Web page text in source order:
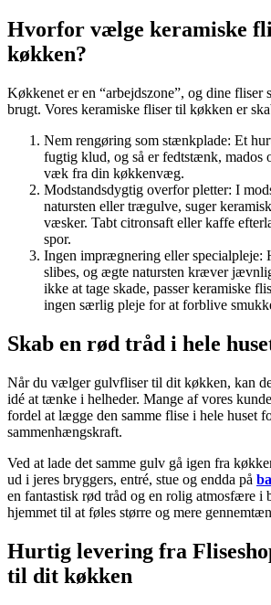
Hvorfor vælge keramiske
køkken?
Køkkenet er en “arbejdszone”, og dine fliser
brugt. Vores keramiske fliser til køkken er
Nem rengøring som stænkplade: Et
fugtig klud, og så er fedtstænk, mados
væk fra din køkkenvæg.
Modstandsdygtig overfor pletter: I
natursten eller trægulve, suger
væsker. Tabt citronsaft eller kaffe
spor.
Ingen imprægnering eller specialpleje:
slibes, og ægte natursten kræver
ikke at tage skade, passer keramiske
ingen særlig pleje for at forblive
Skab en rød tråd i hele
Når du vælger gulvfliser til dit køkken, kan
idé at tænke i helheder. Mange af vores
fordel at lægge den samme flise i hele huset
sammenhængskraft.
Ved at lade det samme gulv gå igen fra
ud i jeres bryggers, entré, stue og endda på
en fantastisk rød tråd og en rolig atmosfære i
hjemmet til at føles større og mere
Hurtig levering fra
til dit køkken